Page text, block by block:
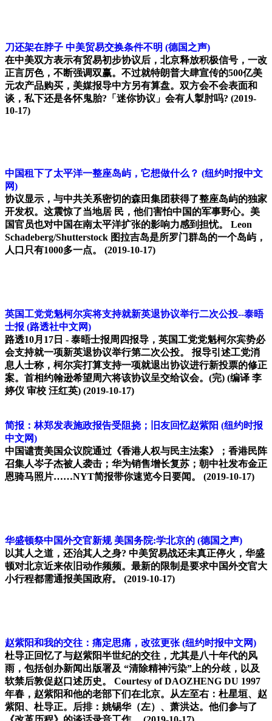
刀还架在脖子 中美贸易交换条件不明 (德国之声)
在中美双方表示有贸易初步协议后，北京释放积极信号，一改
正言厉色，不断强调双赢。不过就特朗普大肆宣传的500亿美
元农产品购买，美媒报导中方另有算盘。双方会不会表面和
谈，私下还是各怀鬼胎?「迷你协议」会有人掣肘吗? (2019-
10-17)
中国租下了太平洋一整座岛屿，它想做什么？ (纽约时报中文
网)
协议显示，与中共关系密切的森田集团获得了整座岛屿的独家
开发权。这震惊了当地居 民，他们害怕中国的军事野心。美
国官员也对中国在南太平洋扩张的影响力感到担忧。 Leon
Schadeberg/Shutterstock 图拉吉岛是所罗门群岛的一个岛屿，
人口只有1000多一点。 (2019-10-17)
英国工党党魁柯尔宾将支持就新英退协议举行二次公投--泰晤
士报 (路透社中文网)
路透10月17日 - 泰晤士报周四报导，英国工党党魁柯尔宾势必
会支持就一项新英退协议举行第二次公投。 报导引述工党消
息人士称，柯尔宾打算支持一项就退出协议进行新投票的修正
案。首相约翰逊希望周六将该协议呈交给议会。(完) (编译 李
婷仪 审校 汪红英) (2019-10-17)
简报：林郑发表施政报告受阻挠；旧友回忆赵紫阳 (纽约时报
中文网)
中国谴责美国众议院通过《香港人权与民主法案》；香港民阵
召集人岑子杰被人袭击；华为销售增长复苏；朝中社发布金正
恩骑马照片……NYT简报带你速览今日要闻。
(2019-10-17)
华盛顿祭中国外交官新规 美国务院:学北京的 (德国之声)
以其人之道，还治其人之身? 中美贸易战还未真正停火，华盛
顿对北京近来依旧动作频频。最新的限制是要求中国外交官大
小行程都需通报美国政府。
(2019-10-17)
赵紫阳和我的交往：痛定思痛，改弦更张 (纽约时报中文网)
杜导正回忆了与赵紫阳半世纪的交往，尤其是八十年代的风
雨，包括创办新闻出版署及 “清除精神污染”上的分歧，以及
软禁后敦促赵口述历史。 Courtesy of DAOZHENG DU 1997
年春，赵紫阳和他的老部下们在北京。从左至右：杜星垣、赵
紫阳、杜导正。后排：姚锡华（左）、萧洪达。他们参与了